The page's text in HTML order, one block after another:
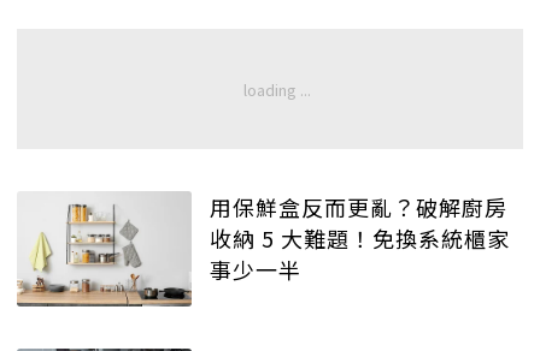
用保鮮盒反而更亂？破解廚房
收納 5 大難題！免換系統櫃家
事少一半